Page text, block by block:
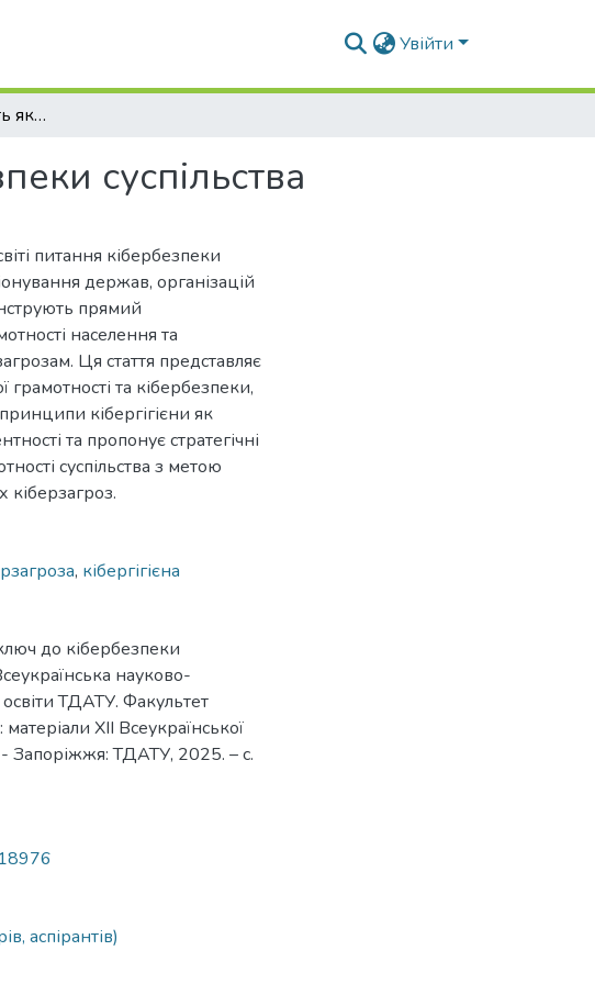
Увійти
Цифрова грамотність як ключ до кібербезпеки суспільства
суспільства
питання кібербезпеки
держав, організацій
прямий
населення та
Ця стаття представляє
та кібербезпеки,
кібергігієни як
та пропонує стратегічні
суспільства з метою
кіберзагроз.
, кібергігієна
до кібербезпеки
науково-
ТДАТУ. Факультет
ХІІ Всеукраїнської
Запоріжжя: ТДАТУ, 2025. – с.
аспірантів)